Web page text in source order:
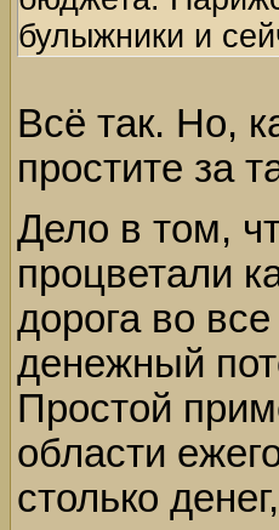
булыжники и
Всё так. Но,
простите за
Дело в том,
процветали
дорога во
денежный
Простой
области
столько